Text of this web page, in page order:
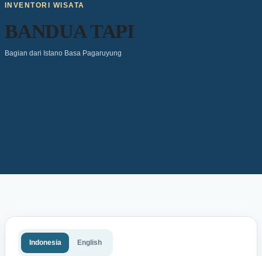
INVENTORI WISATA
BANDUA TAPI
Bagian dari Istano Basa Pagaruyung
Indonesia English